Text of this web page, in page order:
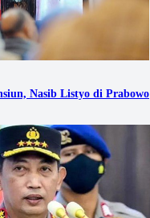
Nasib Listyo di Prabowo